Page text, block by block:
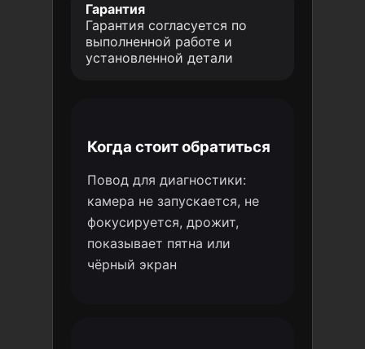
Гарантия
Гарантия согласуется по
выполненной работе и
установленной детали
Когда стоит обратиться
Повод для диагностики:
камера не запускается, не
фокусируется, дрожит,
показывает пятна или
чёрный экран